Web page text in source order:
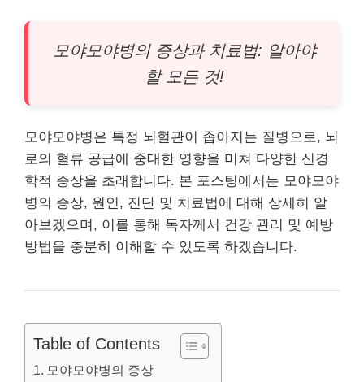
모야모야병의 증상과 치료법: 알아야
할 모든 것!
모야모야병은 특정 뇌혈관이 좁아지는 질병으로, 뇌
로의 혈류 공급에 중대한 영향을 미쳐 다양한 신경
학적 증상을 초래합니다. 본 포스팅에서는 모야모야
병의 증상, 원인, 진단 및 치료법에 대해 상세히 알
아보겠으며, 이를 통해 독자께서 건강 관리 및 예방
방법을 충분히 이해할 수 있도록 하겠습니다.
Table of Contents
모야모야병의 증상